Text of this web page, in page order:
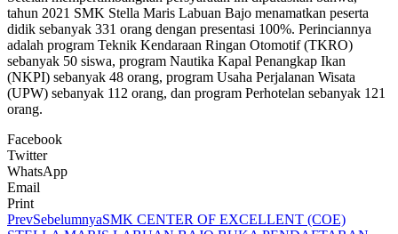
tahun 2021 SMK Stella Maris Labuan Bajo menamatkan peserta
didik sebanyak 331 orang dengan presentasi 100%. Perinciannya
adalah program Teknik Kendaraan Ringan Otomotif (TKRO)
sebanyak 50 siswa, program Nautika Kapal Penangkap Ikan
(NKPI) sebanyak 48 orang, program Usaha Perjalanan Wisata
(UPW) sebanyak 112 orang, dan program Perhotelan sebanyak 121
orang.
Facebook
Twitter
WhatsApp
Email
Print
PrevSebelumnyaSMK CENTER OF EXCELLENT (COE)